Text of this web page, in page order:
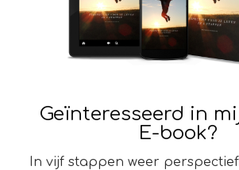
Geïnteresseerd in
E-book?
In vijf stappen weer